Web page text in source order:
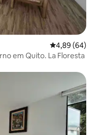
4,89 de uma
4,89 (64)
em Quito. La Floresta